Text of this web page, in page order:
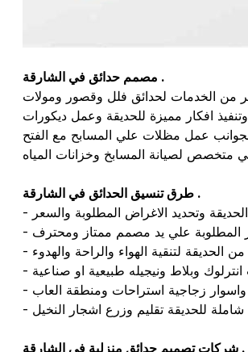
مصمم حدائق في الشارقة .
من الخدمات لحدائق فلل وقصور ومولات
افكار مميزة للحديقة وعمل ديكورات
عمل مظلات علي المسابح مع الفتح
طرق تنسيق الحدائق في الشارقة .
شركات تصميم حدائق منزلية في الشارقة .